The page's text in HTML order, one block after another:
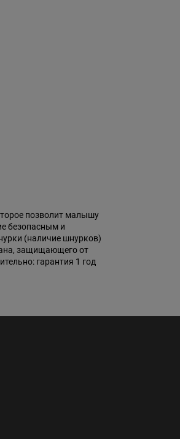
позволит малышу
безопасным и
(наличие шнурков)
защищающего от
гарантия 1 год